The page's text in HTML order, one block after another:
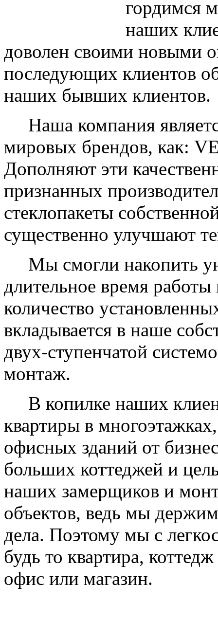
гордимся
наших
доволен своими новыми
последующих клиентов
наших бывших клиентов.
Наша компания
мировых брендов, как:
Дополняют эти
признанных
стеклопакеты
существенно улучшают
Мы смогли накопить
длительное время
количество
вкладывается в наше
двух-ступенчатой
монтаж.
В копилке наших
квартиры в
офисных зданий от
больших коттеджей и
наших замерщиков и
объектов, ведь мы
дела. Поэтому мы с
будь то квартира,
офис или магазин.